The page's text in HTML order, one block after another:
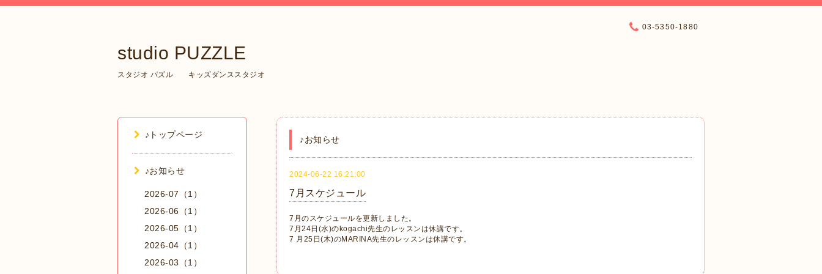
studio PUZZLE
スタジオ パズル キッズダンススタジオ
03-5350-1880
♪お知らせ
2024-06-22 16:21:00
7月スケジュール
7月のスケジュールを更新しました。
7月24日(水)のkogachi先生のレッスンは休講です。
7 月25日(木)のMARINA先生のレッスンは休講です。
♪トップページ
♪お知らせ
2026-07（1）
2026-06（1）
2026-05（1）
2026-04（1）
2026-03（1）